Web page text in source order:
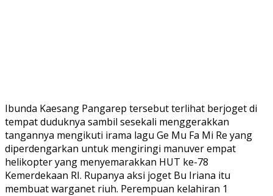
Ibunda Kaesang Pangarep tersebut terlihat berjoget di
tempat duduknya sambil sesekali menggerakkan
tangannya mengikuti irama lagu Ge Mu Fa Mi Re yang
diperdengarkan untuk mengiringi manuver empat
helikopter yang menyemarakkan HUT ke-78
Kemerdekaan RI. Rupanya aksi joget Bu Iriana itu
membuat warganet riuh. Perempuan kelahiran 1